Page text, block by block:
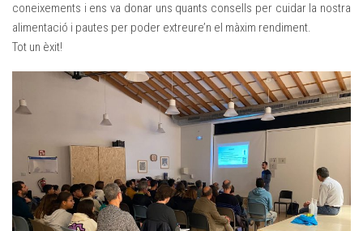
coneixements i ens va donar uns quants consells per cuidar la nostra
alimentació i pautes per poder extreure’n el màxim rendiment.
Tot un èxit!